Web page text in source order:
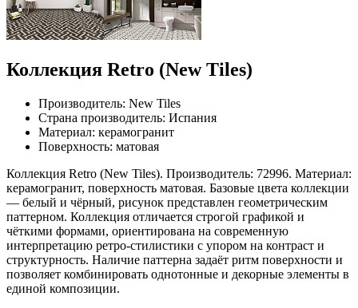
Коллекция Retro (New Tiles)
Производитель: New Tiles
Страна производитель: Испания
Материал: керамогранит
Поверхность: матовая
Коллекция Retro (New Tiles). Производитель: 72996. Материал:
керамогранит, поверхность матовая. Базовые цвета коллекции
— белый и чёрный, рисунок представлен геометрическим
паттерном. Коллекция отличается строгой графикой и
чёткими формами, ориентирована на современную
интерпретацию ретро-стилистики с упором на контраст и
структурность. Наличие паттерна задаёт ритм поверхности и
позволяет комбинировать однотонные и декорные элементы в
единой композиции.